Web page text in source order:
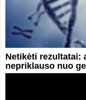
Netikėti rezultatai:
nepriklauso nuo